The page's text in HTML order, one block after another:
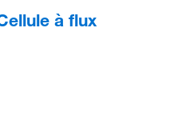
à flux